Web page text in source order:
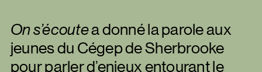
On s’écoutea donné la parole aux
jeunes du Cégep de Sherbrooke
pour parler d’enjeux entourant le